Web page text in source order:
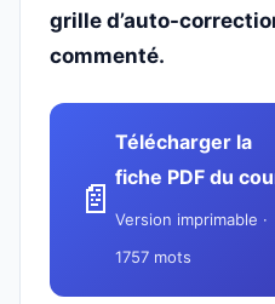
grille d’auto-
commenté.
📄
Télécharger la
fiche PDF du
Version imprimable ·
1757 mots